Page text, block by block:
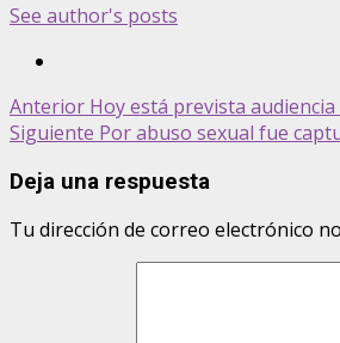
See author's posts
Post
navigation
Anterior Hoy está prevista
Siguiente Por abuso sexual fue
Deja una respuesta
Tu dirección de correo electrónico